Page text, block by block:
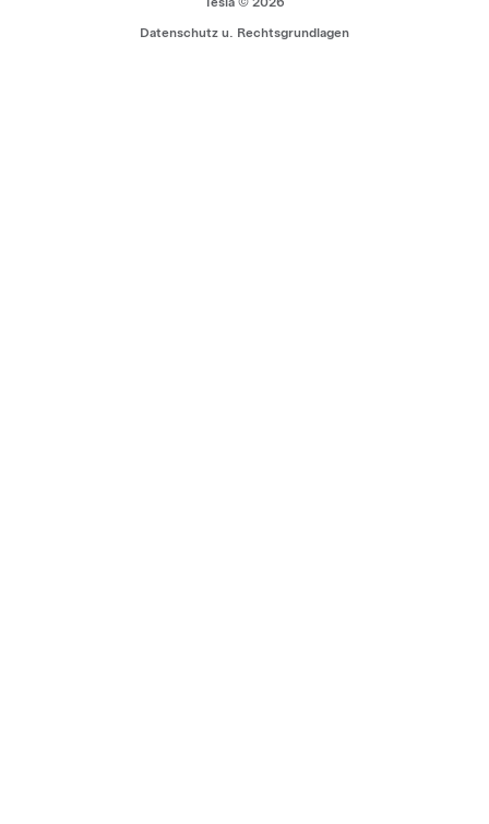
Datenschutz u. Rechtsgrundlagen